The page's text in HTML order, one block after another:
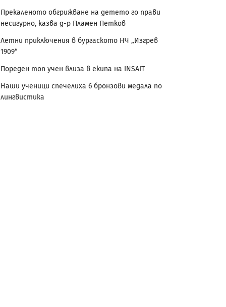
Прекаленото обгрижване на детето го прави
несигурно, казва д-р Пламен Петков
Летни приключения в бургаското НЧ „Изгрев
1909“
Пореден топ учен влиза в екипа на INSAIT
Наши ученици спечелиха 6 бронзови медала по
лингвистика